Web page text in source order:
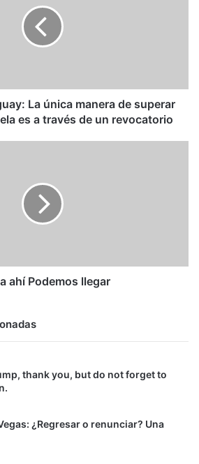
La única manera de superar
es a través de un revocatorio
ahí Podemos llegar
thank you, but do not forget to
¿Regresar o renunciar? Una